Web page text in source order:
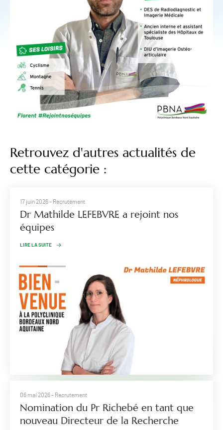
Retrouvez d'autres actualités de
cette catégorie :
17 juin 2026- Recrutement
Dr Mathilde LEFEBVRE a rejoint nos
équipes
LIRE LA SUITE
06 mai 2026- Recrutement
Nomination du Pr Richebé en tant que
nouveau Directeur de la Recherche